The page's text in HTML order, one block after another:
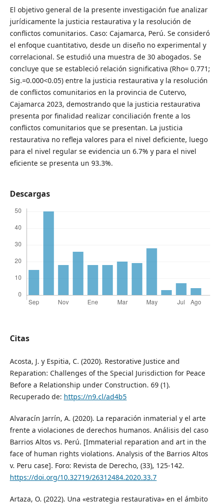
El objetivo general de la presente investigación fue analizar
jurídicamente la justicia restaurativa y la resolución de
conflictos comunitarios. Caso: Cajamarca, Perú. Se consideró
el enfoque cuantitativo, desde un diseño no experimental y
correlacional. Se estudió una muestra de 30 abogados. Se
concluye que se estableció relación significativa (Rho= 0.771;
Sig.=0.000<0.05) entre la justicia restaurativa y la resolución
de conflictos comunitarios en la provincia de Cutervo,
Cajamarca 2023, demostrando que la justicia restaurativa
presenta por finalidad realizar conciliación frente a los
conflictos comunitarios que se presentan. La justicia
restaurativa no refleja valores para el nivel deficiente, luego
para el nivel regular se evidencia un 6.7% y para el nivel
eficiente se presenta un 93.3%.
Descargas
Citas
Acosta, J. y Espitia, C. (2020). Restorative Justice and
Reparation: Challenges of the Special Jurisdiction for Peace
Before a Relationship under Construction. 69 (1).
Recuperado de: https://n9.cl/ad4b5
Alvaracín Jarrín, A. (2020). La reparación inmaterial y el arte
frente a violaciones de derechos humanos. Análisis del caso
Barrios Altos vs. Perú. [Immaterial reparation and art in the
face of human rights violations. Analysis of the Barrios Altos
v. Peru case]. Foro: Revista de Derecho, (33), 125-142.
https://doi.org/10.32719/26312484.2020.33.7
Artaza, O. (2022). Una «estrategia restaurativa» en el ámbito